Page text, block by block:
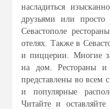
насладиться
друзьями или
Севастополе
отелях. Также в
и пиццерии. Многие
на дом. Рестораны и
представлены во всем
и популярные
Читайте и